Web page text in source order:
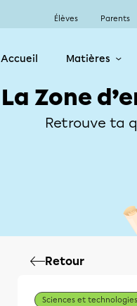
Élèves Parents
Accueil Matières
La Zone
Retrouve ta
Retour
Sciences et technologies